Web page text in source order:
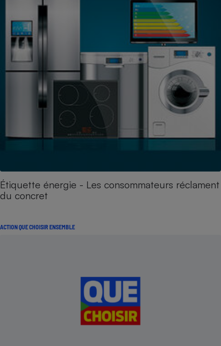
Étiquette énergie - Les consommateurs réclament
du concret
ACTION QUE CHOISIR ENSEMBLE